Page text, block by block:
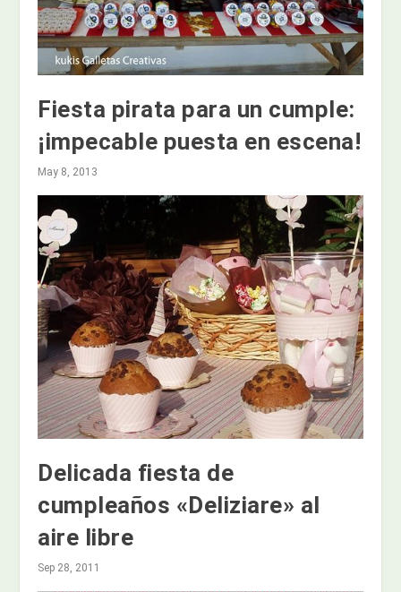
Fiesta pirata para un cumple:
¡impecable puesta en escena!
May 8, 2013
Delicada fiesta de
cumpleaños «Deliziare» al
aire libre
Sep 28, 2011